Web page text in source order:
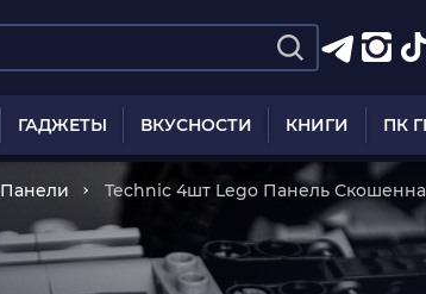
ГАДЖЕТЫ ВКУСНОСТИ КНИГИ ПК
Панели
Technic 4шт Lego Панель
11946 43499 6114580 6330084 White